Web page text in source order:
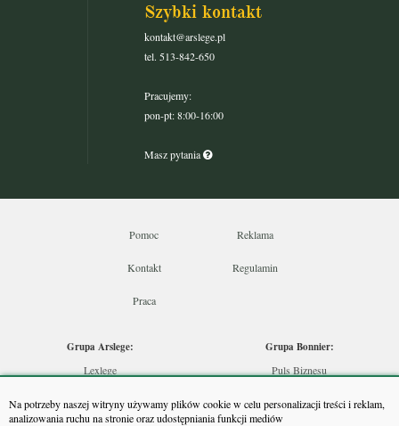
Na potrzeby naszej witryny używamy plików cookie w celu personalizacji treści i reklam,
analizowania ruchu na stronie oraz udostępniania funkcji mediów
Szybki kontakt
kontakt@arslege.pl
tel. 513-842-650
Pracujemy:
pon-pt: 8:00-16:00
Masz pytania
Pomoc Reklama
Kontakt Regulamin
Praca
Grupa Arslege:
Lexlege
Skarbowcy
Grupa Bonnier:
Puls Biznesu
Puls Medycyny